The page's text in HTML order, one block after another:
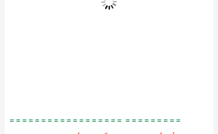
Zalo ,facebook :093.2413.989